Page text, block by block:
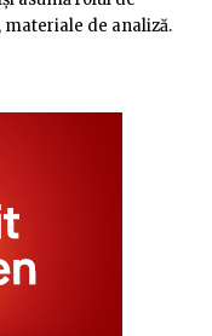
de analiză.